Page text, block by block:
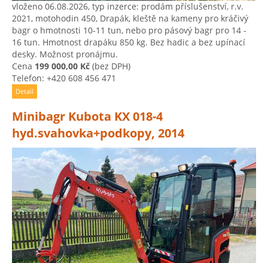
vloženo 06.08.2026, typ inzerce: prodám příslušenství, r.v.
2021, motohodin 450, Drapák, kleště na kameny pro kráčivý
bagr o hmotnosti 10-11 tun, nebo pro pásový bagr pro 14 -
16 tun. Hmotnost drapáku 850 kg. Bez hadic a bez upínací
desky. Možnost pronájmu.
Cena 199 000,00 Kč (bez DPH)
Telefon: +420 608 456 471
Detail
Minibagr Kubota KX 018-4
hyd.svahovka+podkopy, 2014